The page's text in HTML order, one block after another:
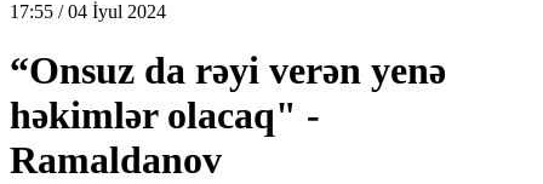
17:55 / 04 İyul 2024
“Onsuz da rəyi verən yenə
həkimlər olacaq" -
Ramaldanov